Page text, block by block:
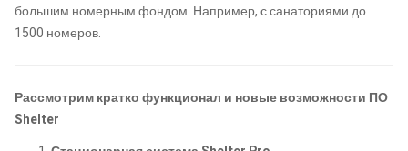
большим номерным фондом. Например, с санаториями до
1500 номеров.
Рассмотрим кратко функционал и новые возможности ПО
Shelter